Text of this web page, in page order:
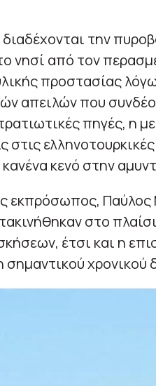
την
νησί από τον
προστασίας
απειλών που
πηγές, η
στις
κανένα κενό στην
εκπρόσωπος,
στο
έτσι και η
σημαντικού χρονικού